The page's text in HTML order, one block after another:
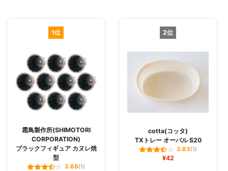
1位
霜鳥製作所(SHIMOTORI
CORPORATION)
ブラックフィギュア カヌレ焼
型
3.68(1)
2位
cotta(コッタ)
TXトレー オーバル S20
3.63(1)
¥42